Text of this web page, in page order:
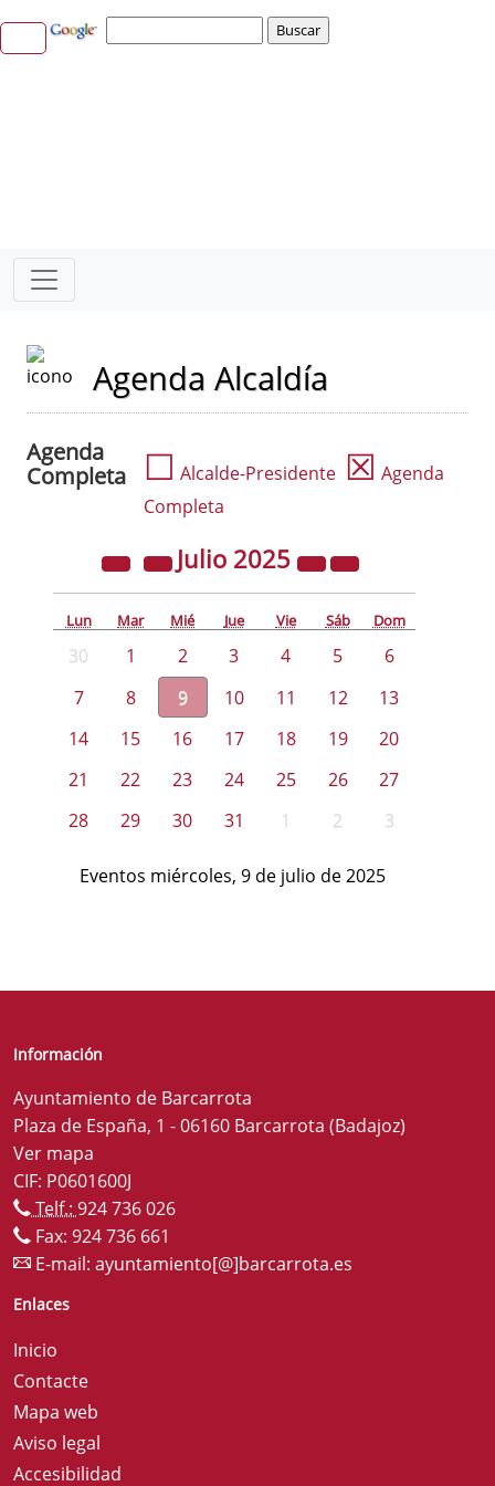
Agenda Alcaldía
Agenda
Completa
☐ Alcalde-Presidente ☒ Agenda
Completa
Julio 2025
Lun Mar Mié Jue Vie Sáb Dom
30 1 2 3 4 5
6
7
8 9 10 11 12
13
14
15 16 17 18 19
20
21
22 23 24 25 26
27
28
29 30 31 1 2 3
Eventos miércoles, 9 de julio de 2025
Información
Ayuntamiento de Barcarrota
Plaza de España, 1 - 06160 Barcarrota (Badajoz)
Ver mapa
CIF: P0601600J
Telf.: 924 736 026
Fax: 924 736 661
E-mail: ayuntamiento[@]barcarrota.es
Enlaces
Inicio
Contacte
Mapa web
Aviso legal
Accesibilidad